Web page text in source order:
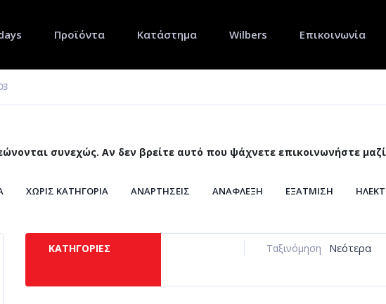
Προϊόντα Κατάστημα Wilbers Επικοινωνία
συνεχώς. Αν δεν βρείτε αυτό που ψάχνετε επικοινωνήστε μαζί
ΧΩΡΊΣ ΚΑΤΗΓΟΡΊΑ ΑΝΑΡΤΉΣΕΙΣ ΑΝΆΦΛΕΞΗ ΕΞΆΤΜΙΣΗ
ΡΕΖΕΡΒΟΥΆΡ-ΑΝΤΛΊΑ ΒΕΝΖΊΝΗΣ
ΣΑΣΜΆΝ-ΜΗΧΑΝΙΣΜΌΣ ΑΛΛΑΓΉΣ ΤΑΧΥΤΉΤΩΝ
ΣΥΜΠΛΈΚΤΗΣ
ΤΡΟΦΟΔΟΣΊΑ
ΚΑΤΗΓΟΡΊΕΣ Ταξινόμηση Νεότερα